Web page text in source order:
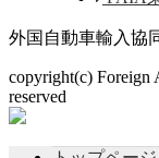
外国自動車輸入協
copyright(c) Foreign
reserved